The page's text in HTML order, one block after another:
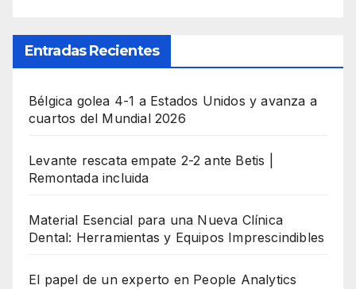
Entradas Recientes
Bélgica golea 4-1 a Estados Unidos y avanza a
cuartos del Mundial 2026
Levante rescata empate 2-2 ante Betis |
Remontada incluida
Material Esencial para una Nueva Clínica
Dental: Herramientas y Equipos Imprescindibles
El papel de un experto en People Analytics